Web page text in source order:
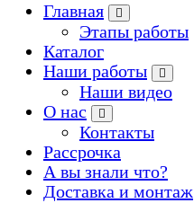
Главная
Этапы работы
Каталог
Наши работы
Наши видео
О нас
Контакты
Рассрочка
А вы знали что?
Доставка и монтаж